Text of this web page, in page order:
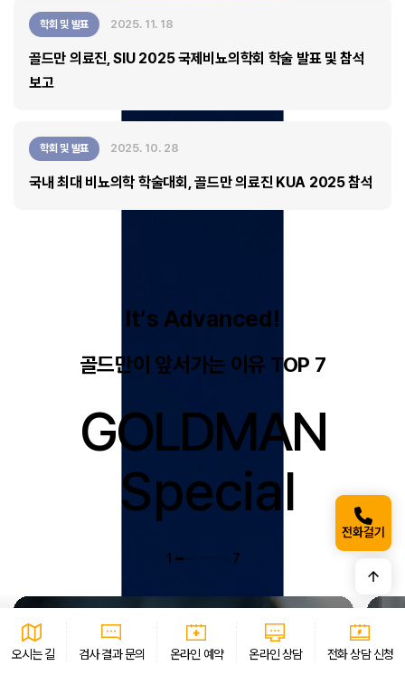
오시는 길 검사 결과 문의 온라인 예약 온라인 상담 전화 상담 신청
지점선택 *
연락처
문의 내용을 적어 주세요. (100자 제한)
전화걸기
학회 및 발표
골드만 의료진, SIU 2025 국제비뇨의학회 학술 발표 및 참석
보고
2025. 11. 18
학회 및 발표
국내 최대 비뇨의학 학술대회, 골드만 의료진 KUA 2025 참석
2025. 10. 28
It’s Advanced!
골드만이 앞서가는 이유 TOP 7
GOLDMAN
Special
1 7
1